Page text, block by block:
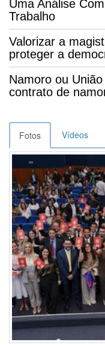
Uma Análise
Trabalho
Valorizar a
proteger a
Namoro ou
contrato de
Fotos Vídeos